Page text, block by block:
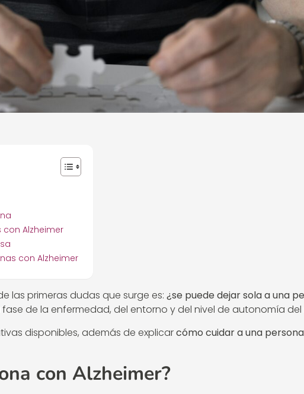
Alzheimer
con Alzheimer
las primeras dudas que surge es: ¿se puede dejar sola a una
de la enfermedad, del entorno y del nivel de autonomía del
disponibles, además de explicarcómo cuidar a una
con Alzheimer?